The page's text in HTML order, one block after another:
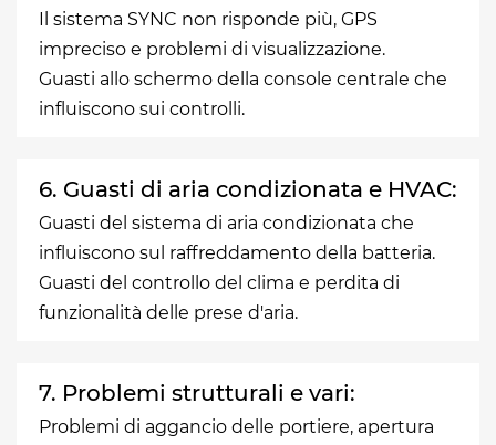
Il sistema SYNC non risponde più, GPS
impreciso e problemi di visualizzazione.
Guasti allo schermo della console centrale che
influiscono sui controlli.
6. Guasti di aria condizionata e HVAC:
Guasti del sistema di aria condizionata che
influiscono sul raffreddamento della batteria.
Guasti del controllo del clima e perdita di
funzionalità delle prese d'aria.
7. Problemi strutturali e vari:
Problemi di aggancio delle portiere, apertura